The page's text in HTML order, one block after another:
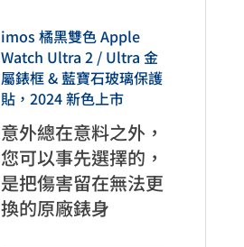
imos 橘黑雙色 Apple
Watch Ultra 2 / Ultra 金
屬錶框 & 藍寶石玻璃保護
貼，2024 新色上市
意外總在意料之外，
您可以事先選擇的，
是把傷害留在無法更
換的原廠錶身